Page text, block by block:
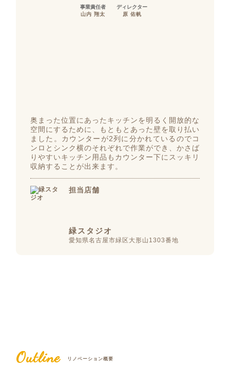
事業責任者
山内 翔太
ディレクター
原 佑帆
奥まった位置にあったキッチンを明るく開放的な
空間にするために、もともとあった壁を取り払い
ました。カウンターが2列に分かれているのでコ
ンロとシンク横のそれぞれで作業ができ、かさば
りやすいキッチン用品もカウンター下にスッキリ
収納することが出来ます。
担当店舗
緑スタジオ
愛知県名古屋市緑区大形山1303番地
Outline リノベーション概要